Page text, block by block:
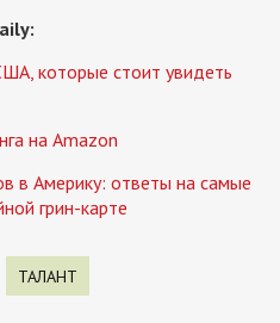
которые стоит увидеть
на Amazon
в Америку: ответы на самые
грин-карте
ТАЛАНТ